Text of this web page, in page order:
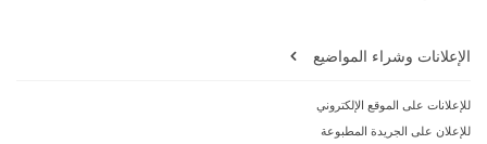
الإعلانات وشراء المواضيع
للإعلانات على الموقع الإلكتروني
للإعلان على الجريدة المطبوعة